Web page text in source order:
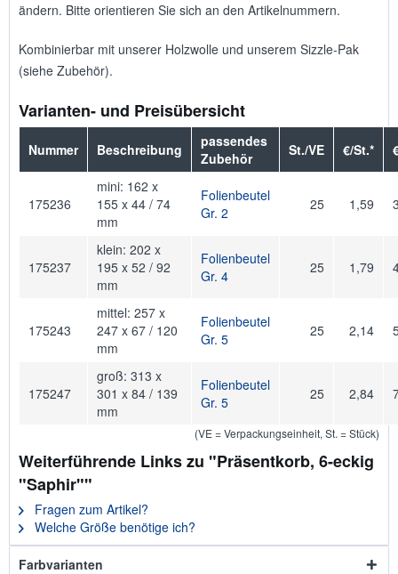
ändern. Bitte orientieren Sie sich an den Artikelnummern.
Kombinierbar mit unserer Holzwolle und unserem Sizzle-Pak
(siehe Zubehör).
Varianten- und Preisübersicht
Nummer Beschreibung
passendes
Zubehör
St./VE €/St.*
175236
mini: 162 x
155 x 44 / 74
mm
Folienbeutel
Gr. 2
25 1,59
175237
klein: 202 x
195 x 52 / 92
mm
Folienbeutel
Gr. 4
25 1,79
175243
mittel: 257 x
247 x 67 / 120
mm
Folienbeutel
Gr. 5
25 2,14
175247
groß: 313 x
301 x 84 / 139
mm
Folienbeutel
Gr. 5
25 2,84
(VE = Verpackungseinheit, St. = Stück)
Weiterführende Links zu "Präsentkorb, 6-eckig
"Saphir""
Fragen zum Artikel?
Welche Größe benötige ich?
Farbvarianten